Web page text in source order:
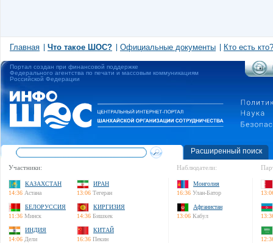
Главная Что такое ШОС? Официальные документы Кто есть кто?
Портал создан при финансовой поддержке
Федерального агентства по печати и массовым коммуникациям
Российской Федерации
Расширенный поиск
Участники:
КАЗАХСТАН
14:36 Астана
ИРАН
13:06 Тегеран
БЕЛОРУССИЯ
11:36 Минск
КИРГИЗИЯ
14:36 Бишкек
ИНДИЯ
14:06 Дели
КИТАЙ
16:36 Пекин
Наблюдатели:
Монголия
16:36 Улан-Батор
Афганистан
13:06 Кабул